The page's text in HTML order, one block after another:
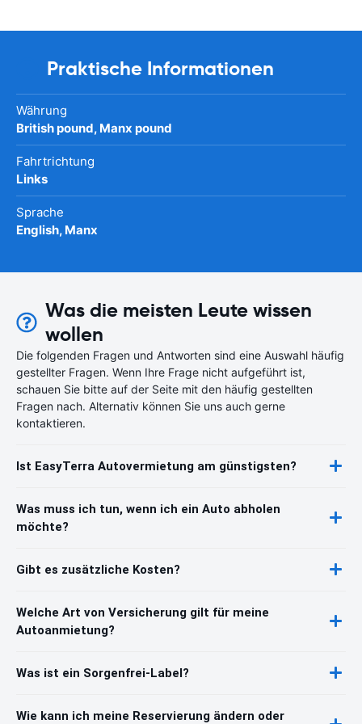
Praktische Informationen
Währung
British pound, Manx pound
Fahrtrichtung
Links
Sprache
English, Manx
Was die meisten Leute wissen
wollen
Die folgenden Fragen und Antworten sind eine Auswahl häufig
gestellter Fragen. Wenn Ihre Frage nicht aufgeführt ist,
schauen Sie bitte auf der Seite mit den häufig gestellten
Fragen nach. Alternativ können Sie uns auch gerne
kontaktieren.
Ist EasyTerra Autovermietung am günstigsten?
Was muss ich tun, wenn ich ein Auto abholen
möchte?
Gibt es zusätzliche Kosten?
Welche Art von Versicherung gilt für meine
Autoanmietung?
Was ist ein Sorgenfrei-Label?
Wie kann ich meine Reservierung ändern oder